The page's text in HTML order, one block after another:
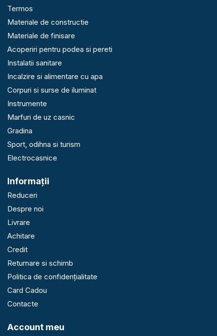
Termos
Materiale de constructie
Materiale de finisare
Acoperiri pentru podea si pereti
Instalatii sanitare
Incalzire si alimentare cu apa
Corpuri si surse de iluminat
Instrumente
Marfuri de uz casnic
Gradina
Sport, odihna si turism
Electrocasnice
Informaţii
Reduceri
Despre noi
Livrare
Achitare
Credit
Returnare si schimb
Politica de confidențialitate
Card Cadou
Contacte
Account meu